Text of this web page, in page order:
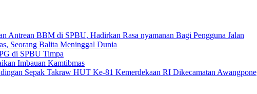
Antrean BBM di SPBU, Hadirkan Rasa nyamanan Bagi Pengguna Jalan
Seorang Balita Meninggal Dunia
di SPBU Timpa
Imbauan Kamtibmas
Sepak Takraw HUT Ke-81 Kemerdekaan RI Dikecamatan Awangpone